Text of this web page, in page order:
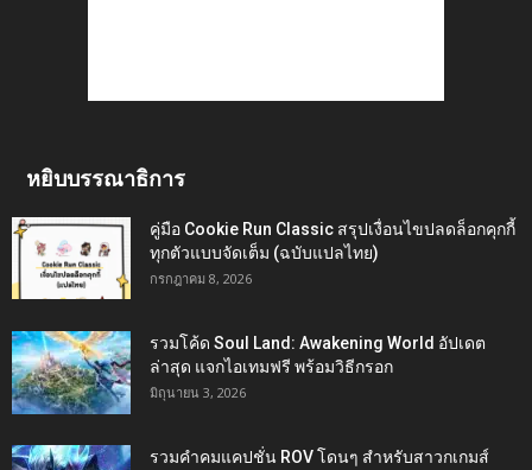
หยิบบรรณาธิการ
คู่มือ Cookie Run Classic สรุปเงื่อนไขปลดล็อกคุกกี้
ทุกตัวแบบจัดเต็ม (ฉบับแปลไทย)
กรกฎาคม 8, 2026
รวมโค้ด Soul Land: Awakening World อัปเดต
ล่าสุด แจกไอเทมฟรี พร้อมวิธีกรอก
มิถุนายน 3, 2026
รวมคำคมแคปชั่น ROV โดนๆ สำหรับสาวกเกมส์